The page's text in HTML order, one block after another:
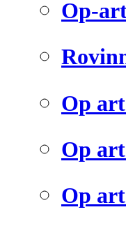
Op-
Op
Op
Op